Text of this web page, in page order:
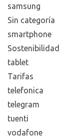
samsung
Sin categoría
smartphone
Sostenibilidad
tablet
Tarifas
telefonica
telegram
tuenti
vodafone